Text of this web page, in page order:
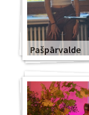
Pašpārvalde